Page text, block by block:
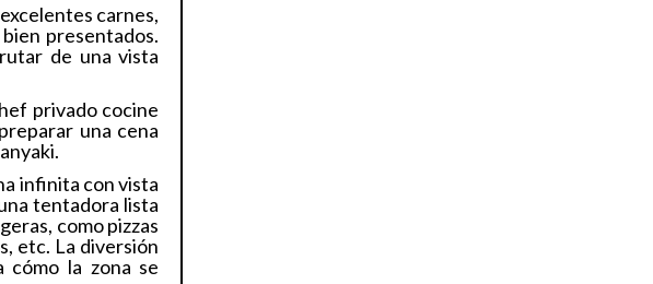
carnes,
presentados.
de una vista
privado cocine
una cena
infinita con vista
tentadora lista
como pizzas
etc. La diversión
cómo la zona se